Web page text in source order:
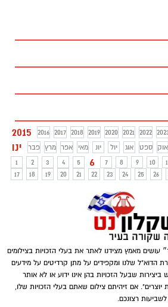
2015 2016 2017 2018 2019 2020 2021 2022
ינו פבר מרץ אפר מאי יונ יול אוג ספט אוק
1
2 3 4 5 6 7 8 9 10
17
18 19 20 21 22 23 24 25 26
עושים מאמץ מצידנו לאתר את בעלי הזכויות בצילומים
הדוא"ל שלנו ומקפידים על מתן קרדיטים על מידעים
שבעל הזכויות בהן אינו ידוע או לא אותר
ל"חוק זכויות יוצרים". אם זיהיתם צילום שאתם בעלי הזכויות שלו,
לשביעות רצונכם.